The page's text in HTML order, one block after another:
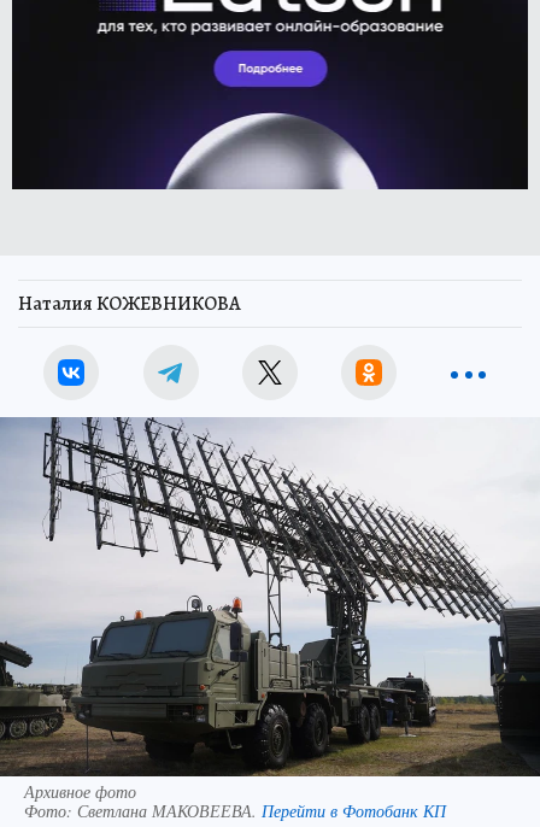
Наталия КОЖЕВНИКОВА
Архивное фото
Фото: Светлана МАКОВЕЕВА. Перейти в Фотобанк КП